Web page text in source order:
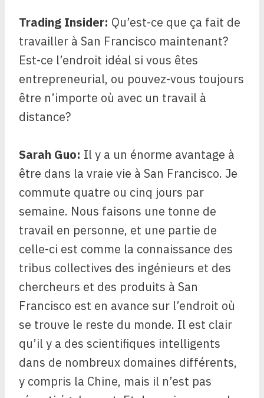
Trading Insider: Qu’est-ce que ça fait de
travailler à San Francisco maintenant?
Est-ce l’endroit idéal si vous êtes
entrepreneurial, ou pouvez-vous toujours
être n’importe où avec un travail à
distance?
Sarah Guo: Il y a un énorme avantage à
être dans la vraie vie à San Francisco. Je
commute quatre ou cinq jours par
semaine. Nous faisons une tonne de
travail en personne, et une partie de
celle-ci est comme la connaissance des
tribus collectives des ingénieurs et des
chercheurs et des produits à San
Francisco est en avance sur l’endroit où
se trouve le reste du monde. Il est clair
qu’il y a des scientifiques intelligents
dans de nombreux domaines différents,
y compris la Chine, mais il n’est pas